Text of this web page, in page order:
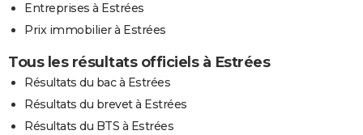
Entreprises à Estrées
Prix immobilier à Estrées
Tous les résultats officiels à Estrées
Résultats du bac à Estrées
Résultats du brevet à Estrées
Résultats du BTS à Estrées